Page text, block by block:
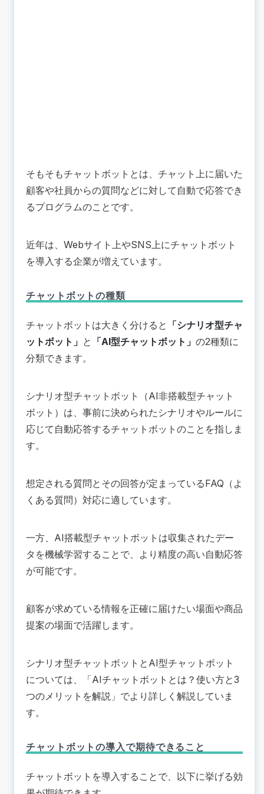
そもそもチャットボットとは、チャット上に届いた
顧客や社員からの質問などに対して自動で応答でき
るプログラムのことです。
近年は、Webサイト上やSNS上にチャットボット
を導入する企業が増えています。
チャットボットの種類
チャットボットは大きく分けると 「シナリオ型チャ
ットボット」 と 「AI型チャットボット」 の2種類に
分類できます。
シナリオ型チャットボット（AI非搭載型チャット
ボット）は、事前に決められたシナリオやルールに
応じて自動応答するチャットボットのことを指しま
す。
想定される質問とその回答が定まっているFAQ（よ
くある質問）対応に適しています。
一方、AI搭載型チャットボットは収集されたデー
タを機械学習することで、より精度の高い自動応答
が可能です。
顧客が求めている情報を正確に届けたい場面や商品
提案の場面で活躍します。
シナリオ型チャットボットとAI型チャットボット
については、「AIチャットボットとは？使い方と3
つのメリットを解説 」でより詳しく解説していま
す。
チャットボットの導入で期待できること
チャットボットを導入することで、以下に挙げる効